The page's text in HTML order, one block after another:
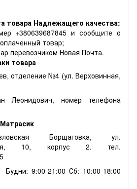
товара Надлежащего качества:
+380639687845 и сообщите о
товар;
перевозчиком Новая Почта.
товара
отделение №4 (ул. Верховинная,
Леонидович, номер телефона
Борщаговка, ул.
10, корпус 2. тел.
Будни: 9:00-21:00 Сб: 10:00-18:00